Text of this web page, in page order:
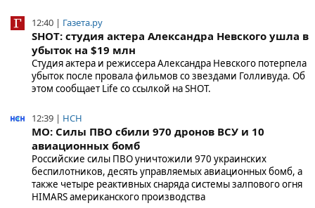
12:40 | Газета.ру
SHOT: студия актера Александра Невского ушла в
убыток на $19 млн
Студия актера и режиссера Александра Невского потерпела
убыток после провала фильмов со звездами Голливуда. Об
этом сообщает Life со ссылкой на SHOT.
12:39 | НСН
МО: Силы ПВО сбили 970 дронов ВСУ и 10
авиационных бомб
Российские силы ПВО уничтожили 970 украинских
беспилотников, десять управляемых авиационных бомб, а
также четыре реактивных снаряда системы залпового огня
HIMARS американского производства